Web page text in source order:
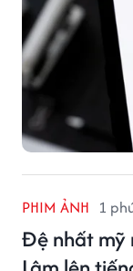
PHIM ẢNH 1
Đệ nhất mỹ